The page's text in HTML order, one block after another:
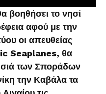
βοηθήσει το νησί
αφού με την
οι απευθείας
Seaplanes, θα
των Σποράδων
την Καβάλα τα